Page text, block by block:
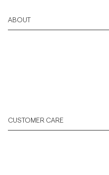
ABOUT
CUSTOMER CARE